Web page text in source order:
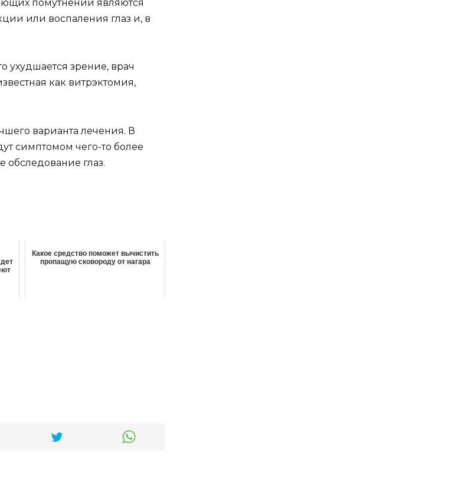
помутнений являются
или воспаления глаз и, в
ухудшается зрение, врач
как витрэктомия,
варианта лечения. В
симптомом чего-то более
обследование глаз.
Какое средство поможет вычистить
пропащую сковороду от нагара